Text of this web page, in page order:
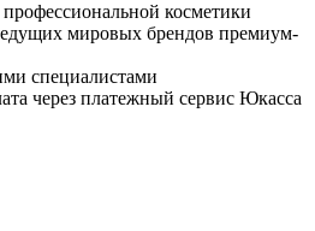
косметики
мировых брендов премиум-
специалистами
через платежный сервис Юкасса